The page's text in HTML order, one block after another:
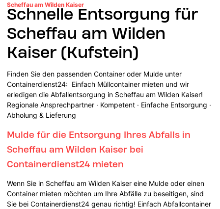
Scheffau am Wilden Kaiser
Schnelle Entsorgung für
Scheffau am Wilden
Kaiser (Kufstein)
Finden Sie den passenden Container oder Mulde unter
Containerdienst24: Einfach Müllcontainer mieten und wir
erledigen die Abfallentsorgung in Scheffau am Wilden Kaiser!
Regionale Ansprechpartner · Kompetent · Einfache Entsorgung ·
Abholung & Lieferung
Mulde für die Entsorgung Ihres Abfalls in
Scheffau am Wilden Kaiser bei
Containerdienst24 mieten
Wenn Sie in Scheffau am Wilden Kaiser eine Mulde oder einen
Container mieten möchten um Ihre Abfälle zu beseitigen, sind
Sie bei Containerdienst24 genau richtig! Einfach Abfallcontainer